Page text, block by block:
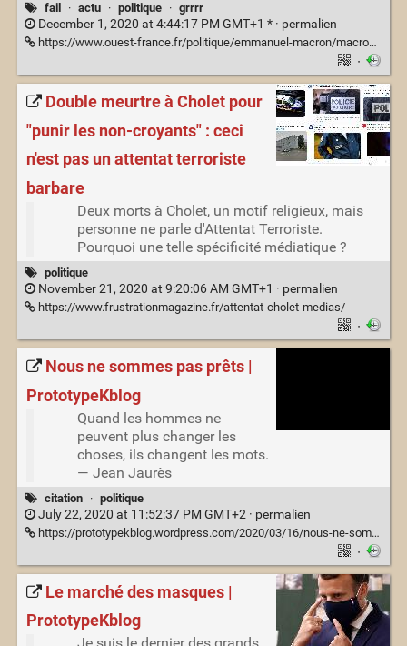
fail · actu · politique · grrrr
December 1, 2020 at 4:44:17 PM GMT+1 * · permalien
https://www.ouest-france.fr/politique/emmanuel-macron/macron-veut-des-mesures-restrictives-pour-empecher-les-skieurs-francais-d-aller-a-l-etranger-a-noel-7068723
·
Double meurtre à Cholet pour
"punir les non-croyants" : ceci
n'est pas un attentat terroriste
barbare
Deux morts à Cholet, un motif religieux, mais
personne ne parle d'Attentat Terroriste.
Pourquoi une telle spécificité médiatique ?
politique
November 21, 2020 at 9:20:06 AM GMT+1 · permalien
https://www.frustrationmagazine.fr/attentat-cholet-medias/
·
Nous ne sommes pas prêts |
PrototypeKblog
Quand les hommes ne
peuvent plus changer les
choses, ils changent les mots.
— Jean Jaurès
citation · politique
July 22, 2020 at 11:52:37 PM GMT+2 · permalien
https://prototypekblog.wordpress.com/2020/03/16/nous-ne-sommes-pas-prets/
·
Le marché des masques |
PrototypeKblog